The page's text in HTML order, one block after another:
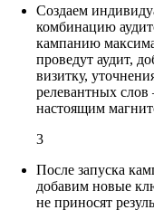
Создаем
комбинацию
кампанию
проведут аудит,
визитку,
релевантных слов
настоящим
3
После запуска
добавим новые
не приносят